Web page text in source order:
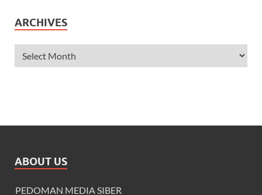
ARCHIVES
ABOUT US
PEDOMAN MEDIA SIBER